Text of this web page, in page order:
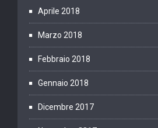
Aprile 2018
Marzo 2018
Febbraio 2018
Gennaio 2018
Dicembre 2017